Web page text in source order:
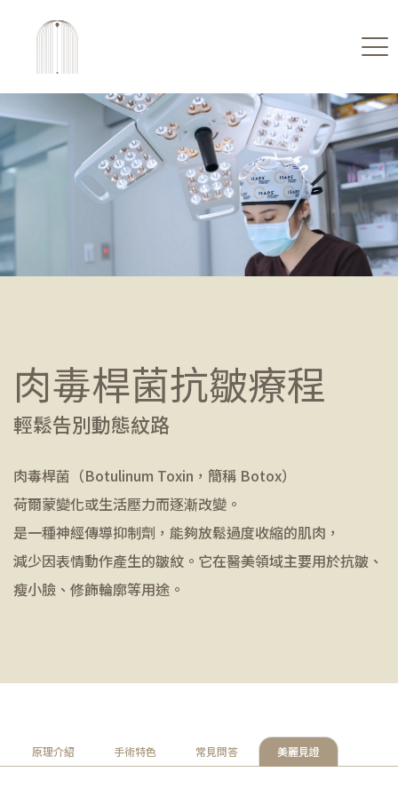
肉毒桿菌抗皺療程
輕鬆告別動態紋路
肉毒桿菌（Botulinum Toxin，簡稱 Botox）
荷爾蒙變化或生活壓力而逐漸改變。
是一種神經傳導抑制劑，能夠放鬆過度收縮的肌肉，
減少因表情動作產生的皺紋。它在醫美領域主要用於抗皺、
瘦小臉、修飾輪廓等用途。
原理介紹 手術特色 常見問答 美麗見證